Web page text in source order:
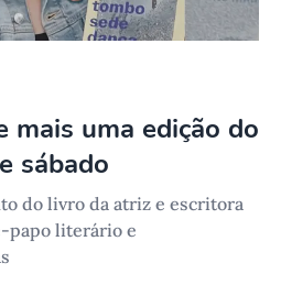
mais uma edição do
sábado
do livro da atriz e escritora
papo literário e